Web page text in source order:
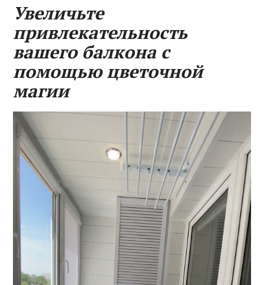
Увеличьте
привлекательность
вашего балкона с
помощью цветочной
магии